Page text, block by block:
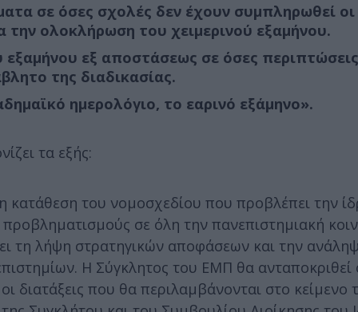
σε όσες σχολές δεν έχουν συμπληρωθεί οι
την ολοκλήρωση του χειμερινού εξαμήνου.
εξαμήνου εξ αποστάσεως σε όσες
της διαδικασίας.
ημερολόγιο, το εαρινό εξάμηνο».
τα εξής:
του νομοσχεδίου που προβλέπει την
σε όλη την πανεπιστημιακή
τη λήψη στρατηγικών αποφάσεων και την
Η Σύγκλητος του ΕΜΠ θα ανταποκριθεί
διατάξεις που θα περιλαμβάνονται στο κείμενο